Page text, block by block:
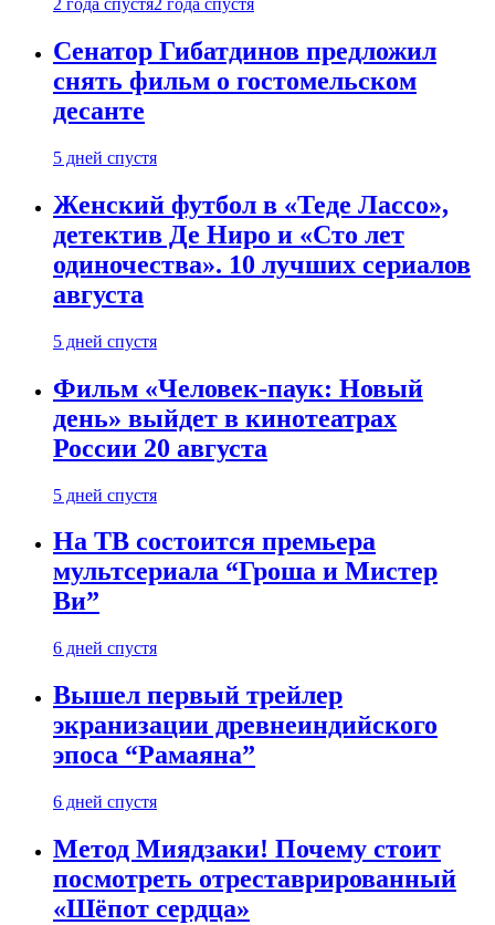
2 года спустя2 года спустя
Сенатор Гибатдинов предложил
снять фильм о гостомельском
десанте
5 дней спустя
Женский футбол в «Теде Лассо»,
детектив Де Ниро и «Сто лет
одиночества». 10 лучших сериалов
августа
5 дней спустя
Фильм «Человек-паук: Новый
день» выйдет в кинотеатрах
России 20 августа
5 дней спустя
На ТВ состоится премьера
мультсериала “Гроша и Мистер
Ви”
6 дней спустя
Вышел первый трейлер
экранизации древнеиндийского
эпоса “Рамаяна”
6 дней спустя
Метод Миядзаки! Почему стоит
посмотреть отреставрированный
«Шёпот сердца»